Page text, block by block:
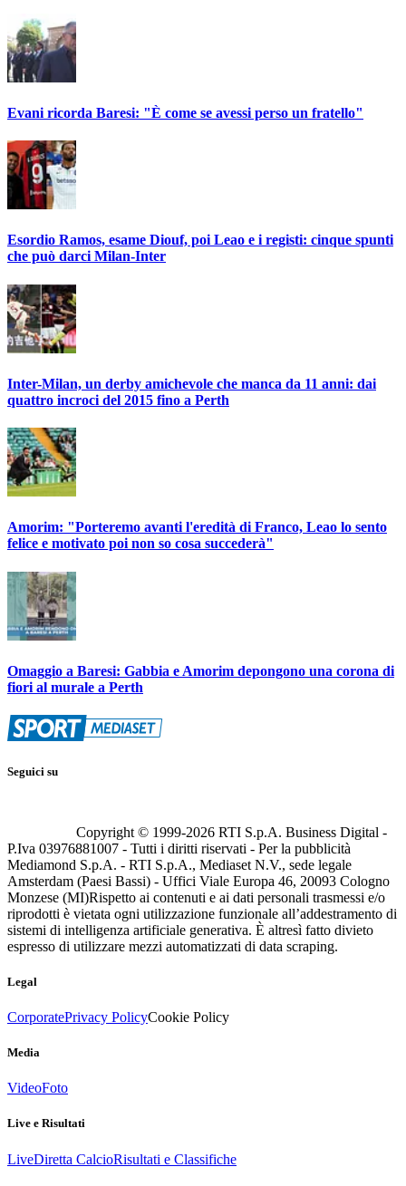
Evani ricorda Baresi: "È come se avessi perso un fratello"
Esordio Ramos, esame Diouf, poi Leao e i registi: cinque spunti
che può darci Milan-Inter
Inter-Milan, un derby amichevole che manca da 11 anni: dai
quattro incroci del 2015 fino a Perth
Amorim: "Porteremo avanti l'eredità di Franco, Leao lo sento
felice e motivato poi non so cosa succederà"
Omaggio a Baresi: Gabbia e Amorim depongono una corona di
fiori al murale a Perth
Seguici su
Copyright © 1999-2026 RTI S.p.A. Business Digital -
P.Iva 03976881007 - Tutti i diritti riservati - Per la pubblicità
Mediamond S.p.A. - RTI S.p.A., Mediaset N.V., sede legale
Amsterdam (Paesi Bassi) - Uffici Viale Europa 46, 20093 Cologno
Monzese (MI)Rispetto ai contenuti e ai dati personali trasmessi e/o
riprodotti è vietata ogni utilizzazione funzionale all’addestramento di
sistemi di intelligenza artificiale generativa. È altresì fatto divieto
espresso di utilizzare mezzi automatizzati di data scraping.
Legal
CorporatePrivacy PolicyCookie Policy
Media
VideoFoto
Live e Risultati
LiveDiretta CalcioRisultati e Classifiche